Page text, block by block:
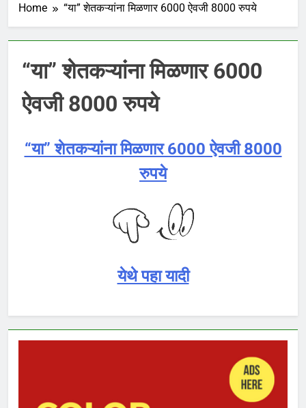
Home “या” शेतकऱ्यांना मिळणार 6000 ऐवजी 8000 रुपये
“या” शेतकऱ्यांना मिळणार 6000
ऐवजी 8000 रुपये
“या” शेतकऱ्यांना मिळणार 6000 ऐवजी 8000
रुपये
येथे पहा यादी